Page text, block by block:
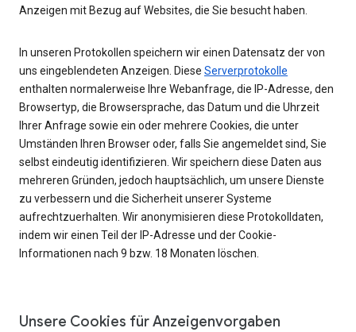
Anzeigen mit Bezug auf Websites, die Sie besucht haben.
In unseren Protokollen speichern wir einen Datensatz der von
uns eingeblendeten Anzeigen. Diese Serverprotokolle
enthalten normalerweise Ihre Webanfrage, die IP-Adresse, den
Browsertyp, die Browsersprache, das Datum und die Uhrzeit
Ihrer Anfrage sowie ein oder mehrere Cookies, die unter
Umständen Ihren Browser oder, falls Sie angemeldet sind, Sie
selbst eindeutig identifizieren. Wir speichern diese Daten aus
mehreren Gründen, jedoch hauptsächlich, um unsere Dienste
zu verbessern und die Sicherheit unserer Systeme
aufrechtzuerhalten. Wir anonymisieren diese Protokolldaten,
indem wir einen Teil der IP-Adresse und der Cookie-
Informationen nach 9 bzw. 18 Monaten löschen.
Unsere Cookies für Anzeigenvorgaben